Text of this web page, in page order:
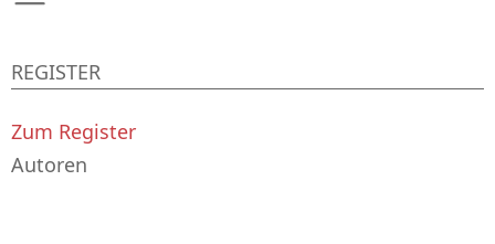
REGISTER
Zum Register
Autoren